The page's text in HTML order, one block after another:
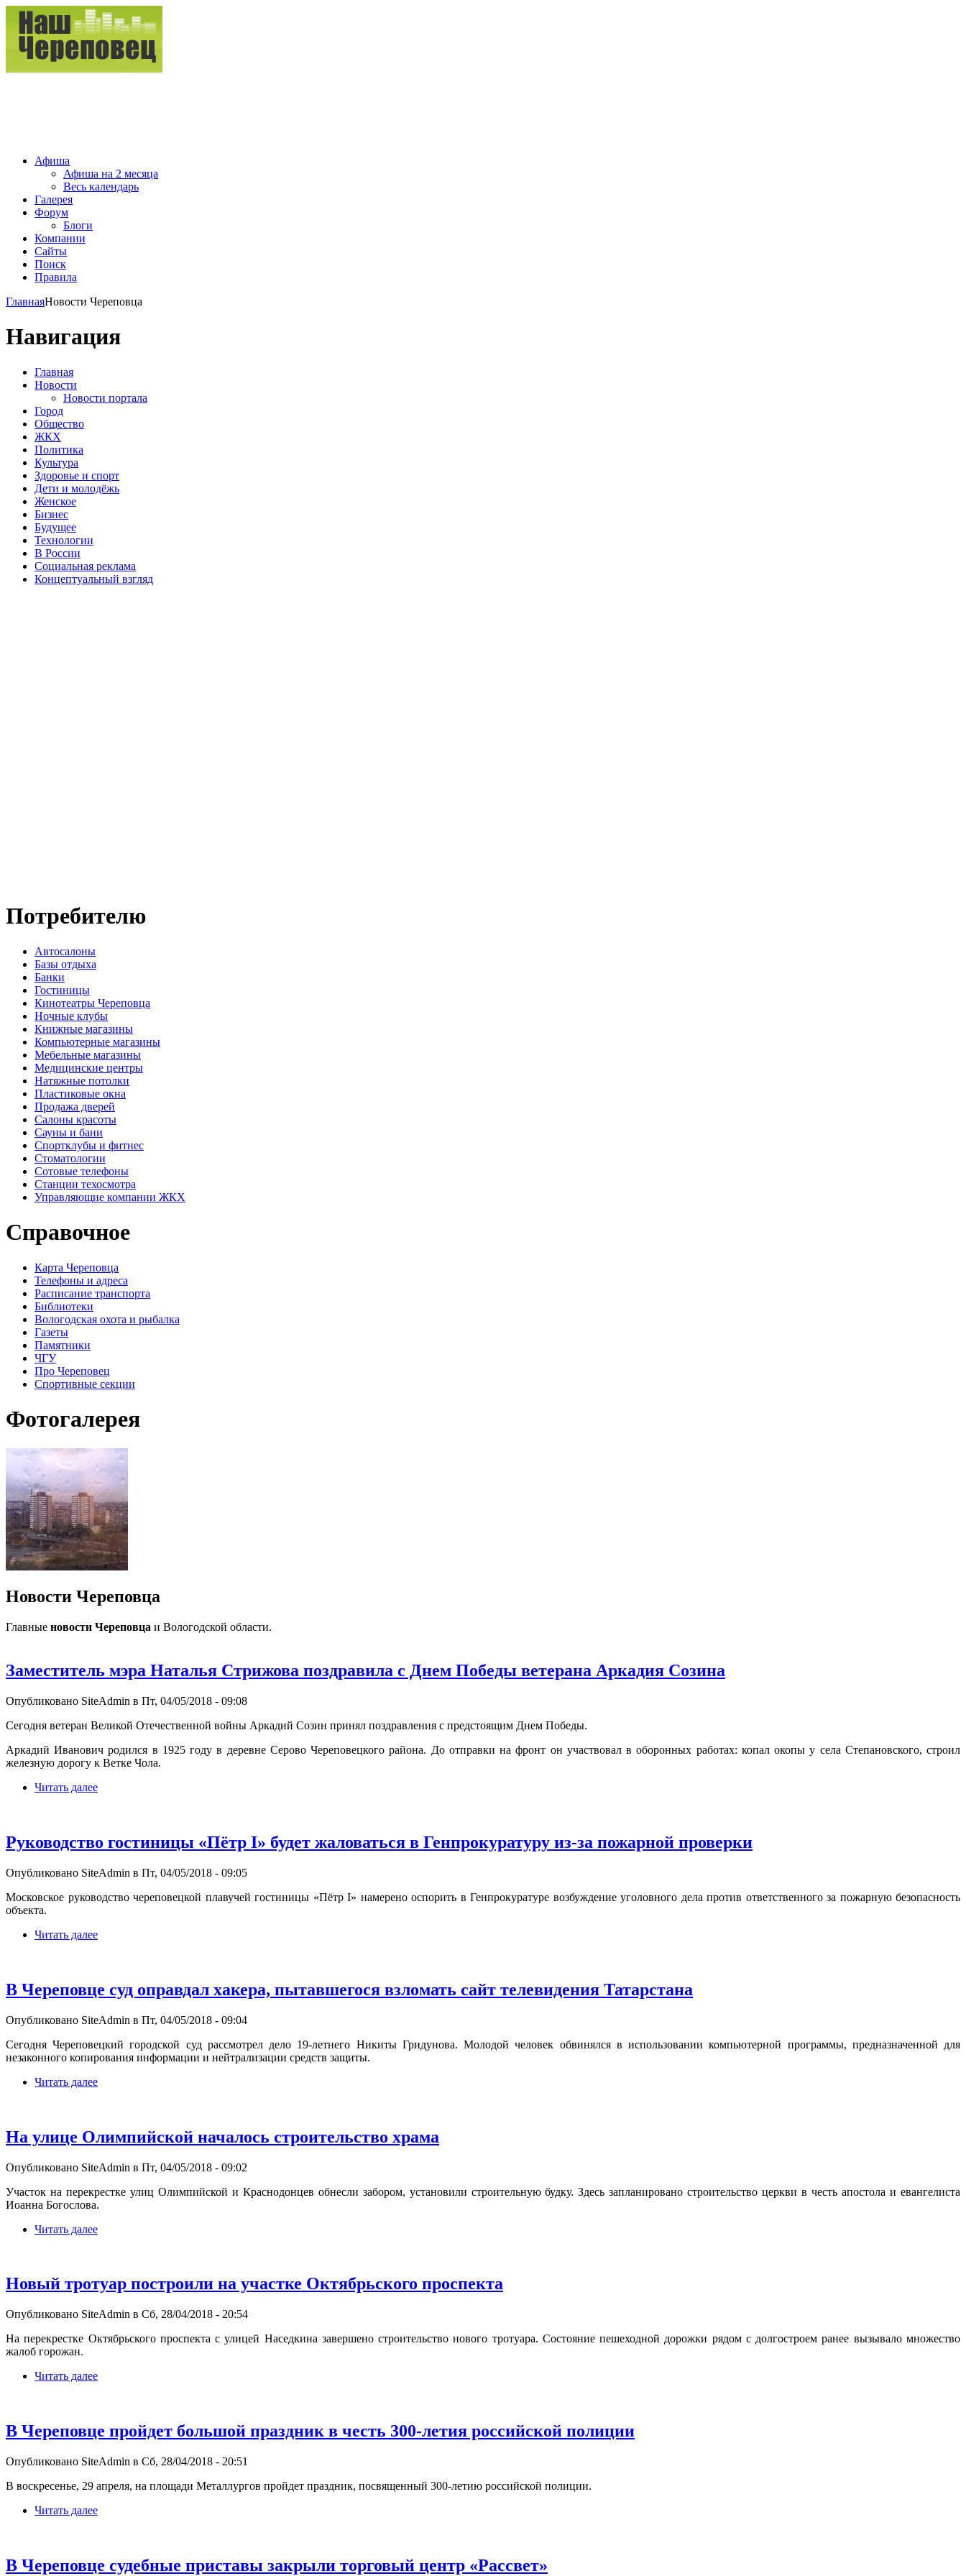
Афиша
Афиша на 2 месяца
Весь календарь
Галерея
Форум
Блоги
Компании
Сайты
Поиск
Правила
ГлавнаяНовости Череповца
Навигация
Главная
Новости
Новости портала
Город
Общество
ЖКХ
Политика
Культура
Здоровье и спорт
Дети и молодёжь
Женское
Бизнес
Будущее
Технологии
В России
Социальная реклама
Концептуальный взгляд
Потребителю
Автосалоны
Базы отдыха
Банки
Гостиницы
Кинотеатры Череповца
Ночные клубы
Книжные магазины
Компьютерные магазины
Мебельные магазины
Медицинские центры
Натяжные потолки
Пластиковые окна
Продажа дверей
Салоны красоты
Сауны и бани
Спортклубы и фитнес
Стоматологии
Сотовые телефоны
Станции техосмотра
Управляющие компании ЖКХ
Справочное
Карта Череповца
Телефоны и адреса
Расписание транспорта
Библиотеки
Вологодская охота и рыбалка
Газеты
Памятники
ЧГУ
Про Череповец
Спортивные секции
Фотогалерея
Новости Череповца
Главные новости Череповца и Вологодской области.
Заместитель мэра Наталья Стрижова поздравила с Днем Победы ветерана Аркадия Созина
Опубликовано SiteAdmin в Пт, 04/05/2018 - 09:08
Сегодня ветеран Великой Отечественной войны Аркадий Созин принял поздравления с предстоящим Днем Победы.
Аркадий Иванович родился в 1925 году в деревне Серово Череповецкого района. До отправки на фронт он участвовал в оборонных работах: копал окопы у села Степановского, строил
железную дорогу к Ветке Чола.
Читать далее
Руководство гостиницы «Пётр I» будет жаловаться в Генпрокуратуру из-за пожарной проверки
Опубликовано SiteAdmin в Пт, 04/05/2018 - 09:05
Московское руководство череповецкой плавучей гостиницы «Пётр I» намерено оспорить в Генпрокуратуре возбуждение уголовного дела против ответственного за пожарную безопасность
объекта.
Читать далее
В Череповце суд оправдал хакера, пытавшегося взломать сайт телевидения Татарстана
Опубликовано SiteAdmin в Пт, 04/05/2018 - 09:04
Сегодня Череповецкий городской суд рассмотрел дело 19-летнего Никиты Гридунова. Молодой человек обвинялся в использовании компьютерной программы, предназначенной для
незаконного копирования информации и нейтрализации средств защиты.
Читать далее
На улице Олимпийской началось строительство храма
Опубликовано SiteAdmin в Пт, 04/05/2018 - 09:02
Участок на перекрестке улиц Олимпийской и Краснодонцев обнесли забором, установили строительную будку. Здесь запланировано строительство церкви в честь апостола и евангелиста
Иоанна Богослова.
Читать далее
Новый тротуар построили на участке Октябрьского проспекта
Опубликовано SiteAdmin в Сб, 28/04/2018 - 20:54
На перекрестке Октябрьского проспекта с улицей Наседкина завершено строительство нового тротуара. Состояние пешеходной дорожки рядом с долгостроем ранее вызывало множество
жалоб горожан.
Читать далее
В Череповце пройдет большой праздник в честь 300-летия российской полиции
Опубликовано SiteAdmin в Сб, 28/04/2018 - 20:51
В воскресенье, 29 апреля, на площади Металлургов пройдет праздник, посвященный 300-летию российской полиции.
Читать далее
В Череповце судебные приставы закрыли торговый центр «Рассвет»